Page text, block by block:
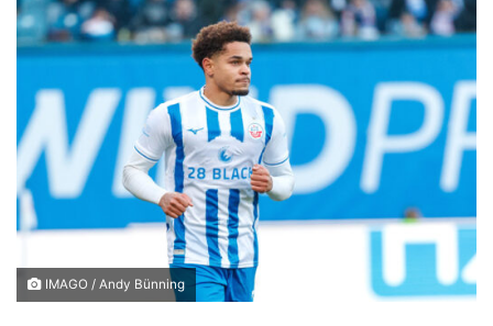
IMAGO / Andy Bünning